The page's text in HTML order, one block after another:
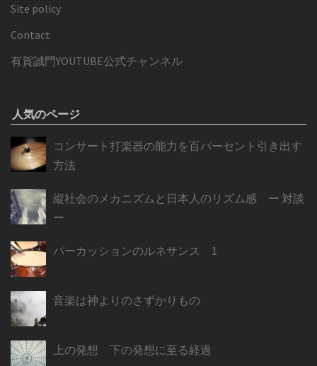
Site policy
Contact
有賀誠門YOUTUBE公式チャンネル
人気のページ
コンサート打楽器の能力を百パーセント引き出す
方法
縦社会のメカニズムと日本人のリズム感 ー 対談
ー
パーカッションのルネサンス 1
音楽は神よりのさずかりもの
上の発想 下の発想に至る経過